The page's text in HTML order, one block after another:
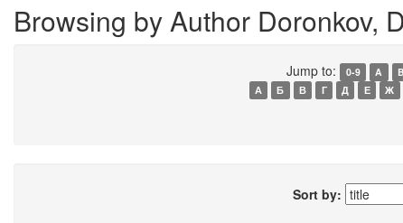
Browsing by Author Doronkov,
Jump to: 0-9 A B
А
Б В Г Д Е Ж
Sort by: